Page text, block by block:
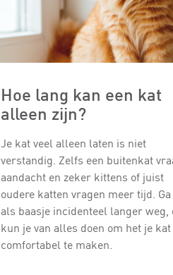
Hoe lang kan een kat
alleen zijn?
Je kat veel alleen laten is niet
verstandig. Zelfs een buitenkat
aandacht en zeker kittens of juist
oudere katten vragen meer tijd.
als baasje incidenteel langer weg,
kun je van alles doen om het je kat
comfortabel te maken.